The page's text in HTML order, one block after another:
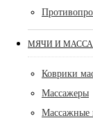
МЯЧИ И
Коврики
Массажеры
Массажные